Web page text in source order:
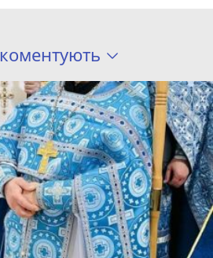
коментують